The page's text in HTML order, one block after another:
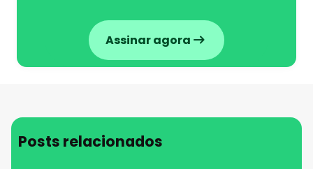
Assinar agora
Posts relacionados